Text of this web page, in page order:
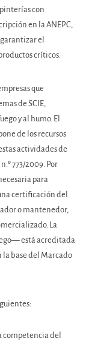
con
en la ANEPC,
el
críticos.
que
de SCIE,
y al humo. El
de los recursos
actividades de
773/2009. Por
para
certificación del
o mantenedor,
La
está acreditada
la base del Marcado
competencia del